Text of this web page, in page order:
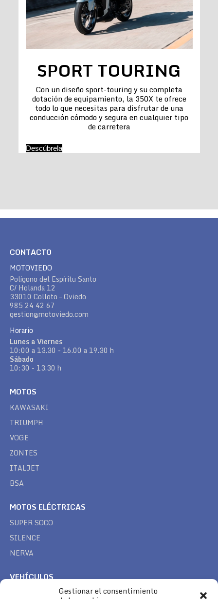
Gestionar el consentimiento
SPORT TOURING
Con un diseño sport-touring y su completa
dotación de equipamiento, la 350X te ofrece
todo lo que necesitas para disfrutar de una
conducción cómodo y segura en cualquier tipo
de carretera
Descúbrela
CONTACTO
MOTOVIEDO
Polígono del Espíritu Santo
C/ Holanda 12
33010 Colloto – Oviedo
985 24 42 67
gestion@motoviedo.com
Horario
Lunes a Viernes
10:00 a 13.30 - 16.00 a 19.30 h
Sábado
10:30 - 13.30 h
MOTOS
KAWASAKI
TRIUMPH
VOGE
ZONTES
ITALJET
BSA
MOTOS ELÉCTRICAS
SUPER SOCO
SILENCE
NERVA
VEHÍCULOS